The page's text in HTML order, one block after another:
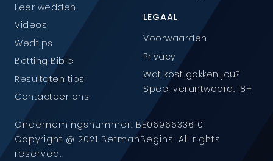
Leer wedden
Videos
Wedtips
Betting Bible
Resultaten tips
Contacteer ons
LEGAAL
Voorwaarden
Privacy
Wat kost gokken jou?
Speel verantwoord. 18+
Ondernemingsnummer: BE0696633610
Copyright @ 2021 BetmanBegins. All rights
reserved.